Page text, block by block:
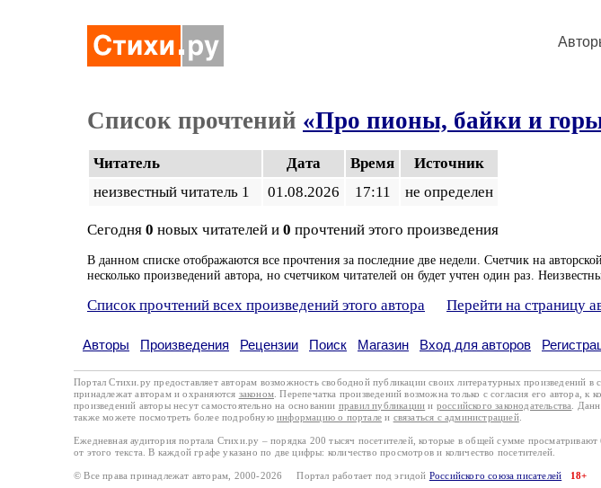
Список прочтений «Про пионы, байки и
Читатель Дата Время
Источник
неизвестный читатель 1
01.08.2026 17:11 не определен
Сегодня 0 новых читателей и 0 прочтений этого произведения
В данном списке отображаются все прочтения за последние две недели. Счетчик на
несколько произведений автора, но счетчиком читателей он будет учтен один раз.
Список прочтений всех произведений этого автора Перейти на страницу
Авторы Произведения Рецензии Поиск Магазин Вход для авторов
Портал Стихи.ру предоставляет авторам возможность свободной публикации своих литературных произведений в
принадлежат авторам и охраняются законом . Перепечатка произведений возможна только с согласия его автора,
произведений авторы несут самостоятельно на основании правил публикации и российского законодательства .
также можете посмотреть более подробную информацию о портале и связаться с администрацией.
Ежедневная аудитория портала Стихи.ру – порядка 200 тысяч посетителей, которые в общей сумме
от этого текста. В каждой графе указано по две цифры: количество просмотров и количество посетителей.
© Все права принадлежат авторам, 2000-2026 Портал работает под эгидой Российского союза писателей 18+